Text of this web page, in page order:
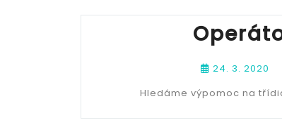
24. 3. 2020
Hledáme výpomoc na